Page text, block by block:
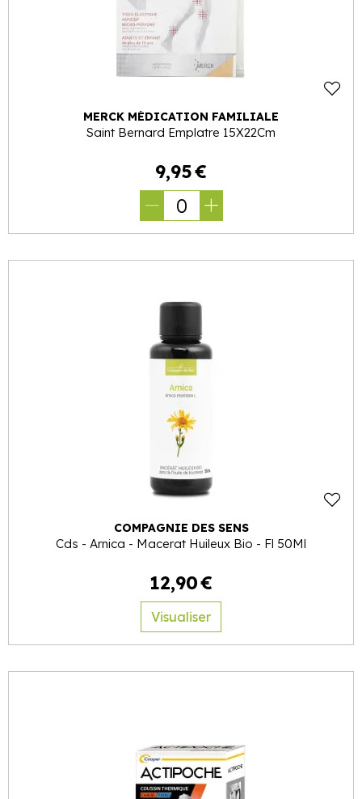
MERCK MÉDICATION FAMILIALE
Saint Bernard Emplatre 15X22Cm
9,95€
0
COMPAGNIE DES SENS
Cds - Arnica - Macerat Huileux Bio - Fl 50Ml
12,90€
Visualiser